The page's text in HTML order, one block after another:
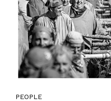
PEOPLE